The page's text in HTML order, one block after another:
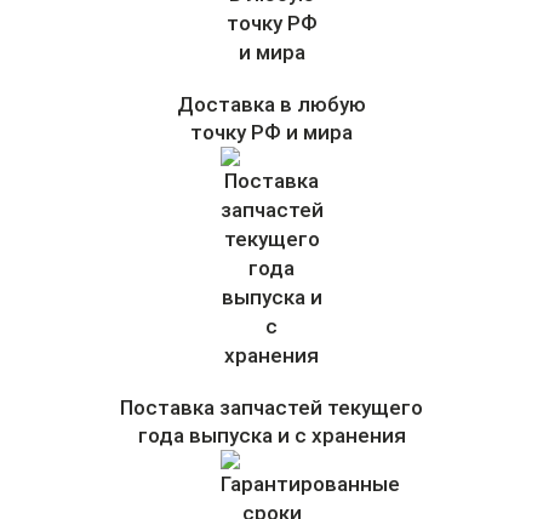
Доставка в любую
точку РФ и мира
Поставка запчастей текущего
года выпуска и с хранения